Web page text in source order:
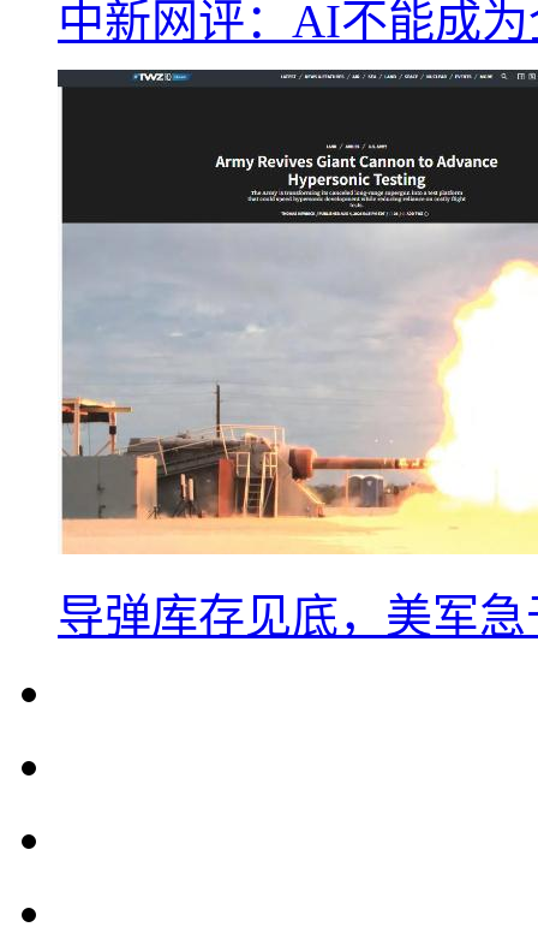
中新网评：AI不能成
导弹库存见底，美军